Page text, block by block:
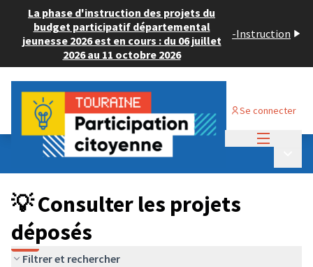
La phase d'instruction des projets du
budget participatif départemental
jeunesse 2026 est en cours : du 06 juillet
2026 au 11 octobre 2026
-Instruction
Se connecter
Budget Participatif JEUNESSE 2024
💡 Consulter les projets déposés
💡 Consulter les projets
déposés
Filtrer et rechercher